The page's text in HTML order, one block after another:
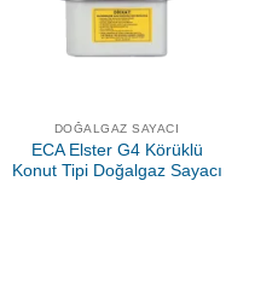
DOĞALGAZ SAYACI
ECA Elster G4 Körüklü
Konut Tipi Doğalgaz Sayacı